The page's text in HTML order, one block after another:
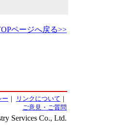
ページへ戻る>>
ー ｜ リンクについて ｜
ご意見・ご質問
Services Co., Ltd.